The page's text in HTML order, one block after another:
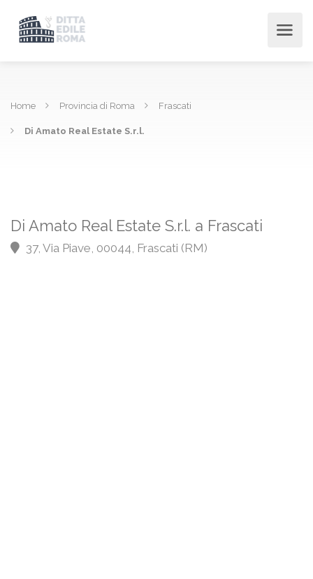
Home Provincia di Roma Frascati
Di Amato Real Estate S.r.l.
Di Amato Real Estate S.r.l. a Frascati
37, Via Piave, 00044, Frascati (RM)